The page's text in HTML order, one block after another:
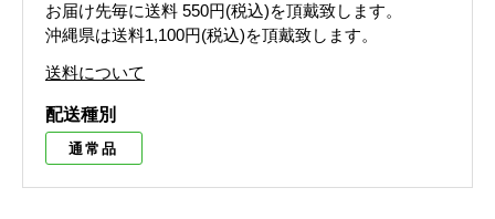
お届け先毎に送料 550円(税込)を頂戴致します。
沖縄県は送料1,100円(税込)を頂戴致します。
送料について
配送種別
通常品